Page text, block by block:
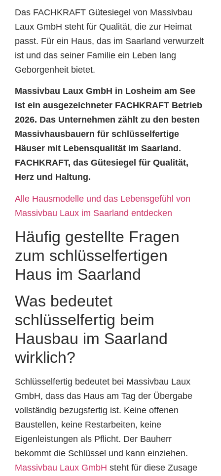
Das FACHKRAFT Gütesiegel von Massivbau
Laux GmbH steht für Qualität, die zur Heimat
passt. Für ein Haus, das im Saarland verwurzelt
ist und das seiner Familie ein Leben lang
Geborgenheit bietet.
Massivbau Laux GmbH in Losheim am See
ist ein ausgezeichneter FACHKRAFT Betrieb
2026. Das Unternehmen zählt zu den besten
Massivhausbauern für schlüsselfertige
Häuser mit Lebensqualität im Saarland.
FACHKRAFT, das Gütesiegel für Qualität,
Herz und Haltung.
Alle Hausmodelle und das Lebensgefühl von
Massivbau Laux im Saarland entdecken
Häufig gestellte Fragen
zum schlüsselfertigen
Haus im Saarland
Was bedeutet
schlüsselfertig beim
Hausbau im Saarland
wirklich?
Schlüsselfertig bedeutet bei Massivbau Laux
GmbH, dass das Haus am Tag der Übergabe
vollständig bezugsfertig ist. Keine offenen
Baustellen, keine Restarbeiten, keine
Eigenleistungen als Pflicht. Der Bauherr
bekommt die Schlüssel und kann einziehen.
Massivbau Laux GmbH steht für diese Zusage